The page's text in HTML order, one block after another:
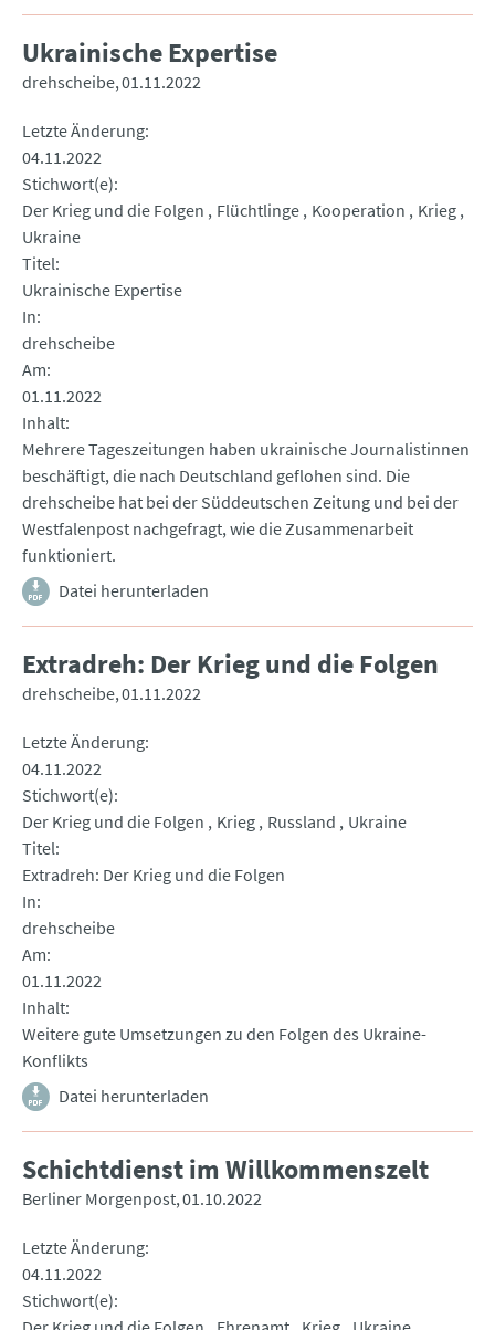
Ukrainische Expertise
drehscheibe 01.11.2022
Letzte Änderung
04.11.2022
Stichwort(e)
Der Krieg und die Folgen
Flüchtlinge Kooperation
Krieg
Ukraine
Titel
Ukrainische Expertise
In
drehscheibe
Am
01.11.2022
Inhalt
Mehrere Tageszeitungen haben ukrainische Journalistinnen
beschäftigt, die nach Deutschland geflohen sind. Die
drehscheibe hat bei der Süddeutschen Zeitung und bei der
Westfalenpost nachgefragt, wie die Zusammenarbeit
funktioniert.
Datei herunterladen
Extradreh: Der Krieg und die Folgen
drehscheibe 01.11.2022
Letzte Änderung
04.11.2022
Stichwort(e)
Der Krieg und die Folgen
Krieg Russland
Ukraine
Titel
Extradreh: Der Krieg und die Folgen
In
drehscheibe
Am
01.11.2022
Inhalt
Weitere gute Umsetzungen zu den Folgen des Ukraine-
Konflikts
Datei herunterladen
Schichtdienst im Willkommenszelt
Berliner Morgenpost 01.10.2022
Letzte Änderung
04.11.2022
Stichwort(e)